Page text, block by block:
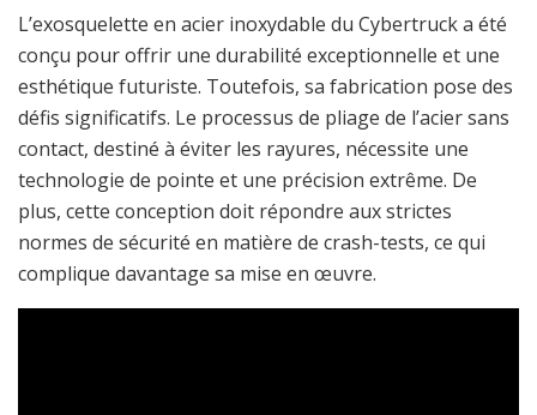
L’exosquelette en acier inoxydable du Cybertruck a été
conçu pour offrir une durabilité exceptionnelle et une
esthétique futuriste. Toutefois, sa fabrication pose des
défis significatifs. Le processus de pliage de l’acier sans
contact, destiné à éviter les rayures, nécessite une
technologie de pointe et une précision extrême. De
plus, cette conception doit répondre aux strictes
normes de sécurité en matière de crash-tests, ce qui
complique davantage sa mise en œuvre.